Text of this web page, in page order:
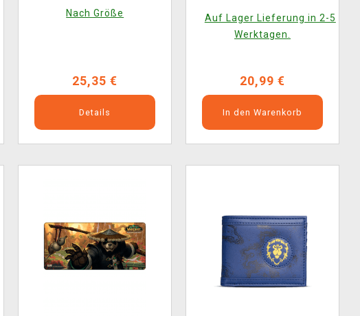
Nach Größe
25,35 €
Details
Auf Lager Lieferung in 2-5
Werktagen.
20,99 €
In den Warenkorb